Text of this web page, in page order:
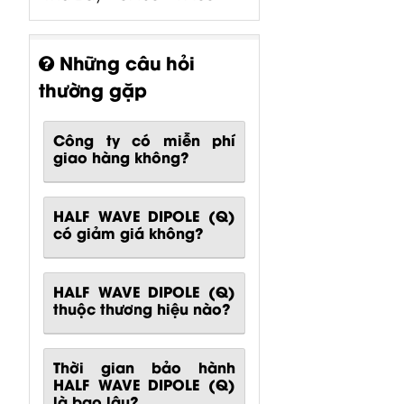
Những câu hỏi
thường gặp
Công ty có miễn phí
giao hàng không?
HALF WAVE DIPOLE (Q)
có giảm giá không?
HALF WAVE DIPOLE (Q)
thuộc thương hiệu nào?
Thời gian bảo hành
HALF WAVE DIPOLE (Q)